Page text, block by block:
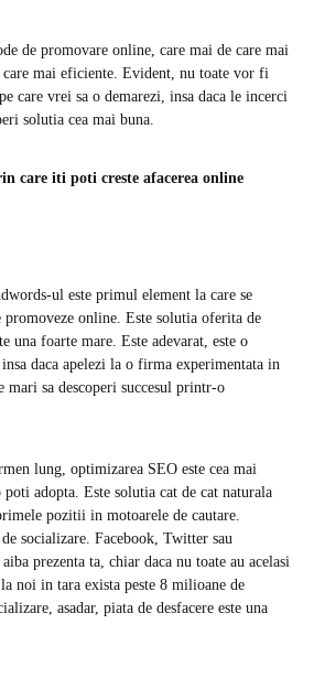
de promovare online, care mai de care mai
care mai eficiente. Evident, nu toate vor fi
care vrei sa o demarezi, insa daca le incerci
solutia cea mai buna.
care iti poti creste afacerea online
ul este primul element la care se
promoveze online. Este solutia oferita de
una foarte mare. Este adevarat, este o
daca apelezi la o firma experimentata in
mari sa descoperi succesul printr-o
lung, optimizarea SEO este cea mai
adopta. Este solutia cat de cat naturala
pozitii in motoarele de cautare.
socializare. Facebook, Twitter sau
prezenta ta, chiar daca nu toate au acelasi
noi in tara exista peste 8 milioane de
asadar, piata de desfacere este una